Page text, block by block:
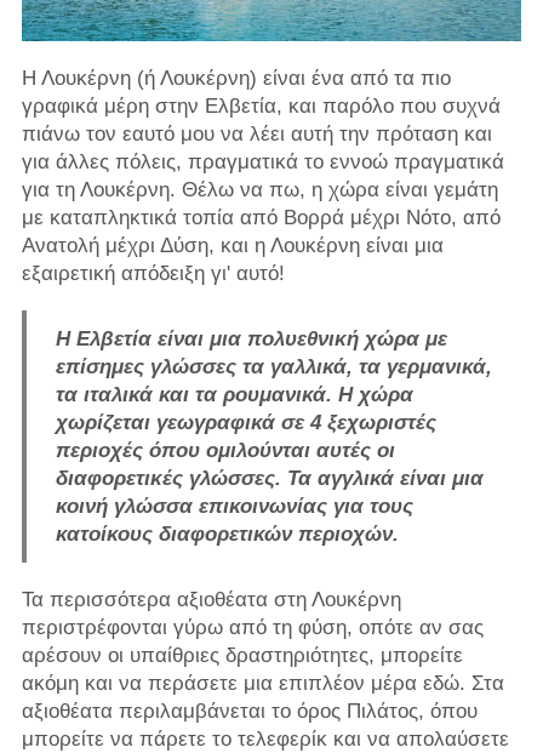
Η Λουκέρνη (ή Λουκέρνη) είναι ένα από τα πιο
γραφικά μέρη στην Ελβετία, και παρόλο που συχνά
πιάνω τον εαυτό μου να λέει αυτή την πρόταση και
για άλλες πόλεις, πραγματικά το εννοώ πραγματικά
για τη Λουκέρνη. Θέλω να πω, η χώρα είναι γεμάτη
με καταπληκτικά τοπία από Βορρά μέχρι Νότο, από
Ανατολή μέχρι Δύση, και η Λουκέρνη είναι μια
εξαιρετική απόδειξη γι' αυτό!
Η Ελβετία είναι μια πολυεθνική χώρα με
επίσημες γλώσσες τα γαλλικά, τα γερμανικά,
τα ιταλικά και τα ρουμανικά. Η χώρα
χωρίζεται γεωγραφικά σε 4 ξεχωριστές
περιοχές όπου ομιλούνται αυτές οι
διαφορετικές γλώσσες. Τα αγγλικά είναι μια
κοινή γλώσσα επικοινωνίας για τους
κατοίκους διαφορετικών περιοχών.
Τα περισσότερα αξιοθέατα στη Λουκέρνη
περιστρέφονται γύρω από τη φύση, οπότε αν σας
αρέσουν οι υπαίθριες δραστηριότητες, μπορείτε
ακόμη και να περάσετε μια επιπλέον μέρα εδώ. Στα
αξιοθέατα περιλαμβάνεται το όρος Πιλάτος, όπου
μπορείτε να πάρετε το τελεφερίκ και να απολαύσετε